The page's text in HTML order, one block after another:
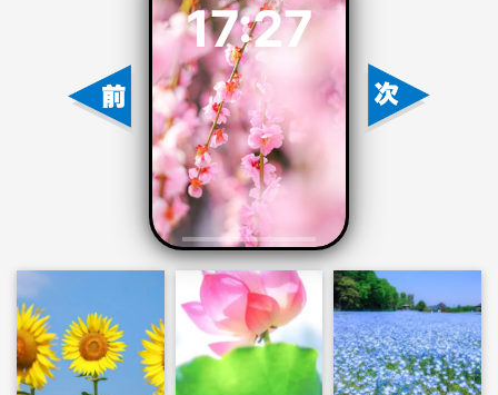
17:27